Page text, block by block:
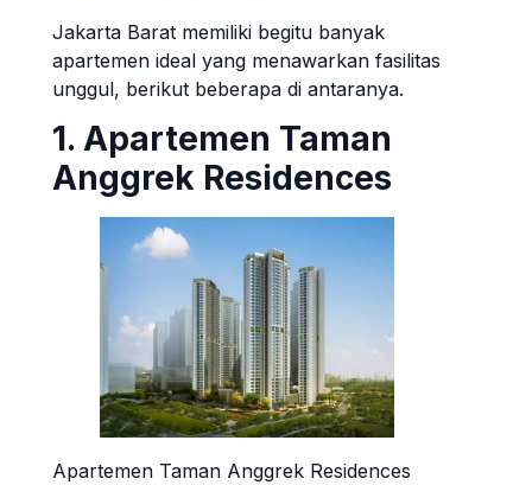
Jakarta Barat memiliki begitu banyak
apartemen ideal yang menawarkan fasilitas
unggul, berikut beberapa di antaranya.
1. Apartemen Taman
Anggrek Residences
Apartemen Taman Anggrek Residences